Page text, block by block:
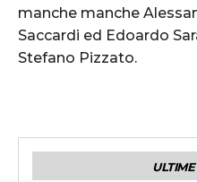
manche manche
Saccardi ed Edoardo
Stefano Pizzato.